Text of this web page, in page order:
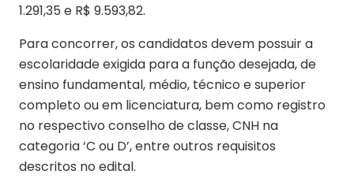
1.291,35 e R$ 9.593,82.
Para concorrer, os candidatos devem possuir a
escolaridade exigida para a função desejada, de
ensino fundamental, médio, técnico e superior
completo ou em licenciatura, bem como registro
no respectivo conselho de classe, CNH na
categoria ‘C ou D’, entre outros requisitos
descritos no edital.